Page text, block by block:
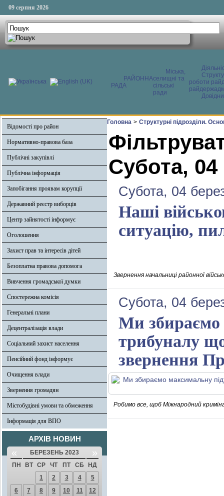
09 серпня 2026
РАЙОННА
РАДА
Міська,
селищні та
сільські
ради
роботи
Відомості про район
Нормативно-правова база
Публічні закупівлі
Публічна інформація
Запобігання проявам корупції
Державний реєстр виборців
Центр зайнятості інформує
Оголошення
Захист прав та інтересів дітей
Безоплатна правова допомога
Вивчення громадської думки
Спостережна комісія
Генеральні плани
Децентралізація влади
Соціальний захист населення
Пенсійний фонд інформує
Очищення влади
Звернення громадян
Містобудівні умови та обмеження
Інформація для ВПО
АРХІВ НОВИН
« БЕРЕЗЕНЬ 2023 »
ПН ВТ СР ЧТ ПТ СБ
НД
1
2 3 4
5
6
7 8 9 10 11
12
Головна > Структурні підрозділи.
Субота, 04
Субота, 04
Наші
ситуацію,
Звернення начальниці районної
Субота, 04
Ми збираємо
трибуналу
звернення
Робимо все, щоб Міжнародний